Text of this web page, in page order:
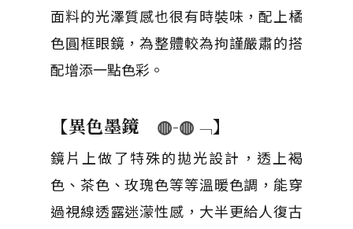
面料的光澤質感也很有時裝味，配上橘
色圓框眼鏡，為整體較為拘謹嚴肅的搭
配增添一點色彩。
【異色墨鏡 ◍-◍﹁】
鏡片上做了特殊的拋光設計，透上褐
色、茶色、玫瑰色等等溫暖色調，能穿
過視線透露迷濛性感，大半更給人復古